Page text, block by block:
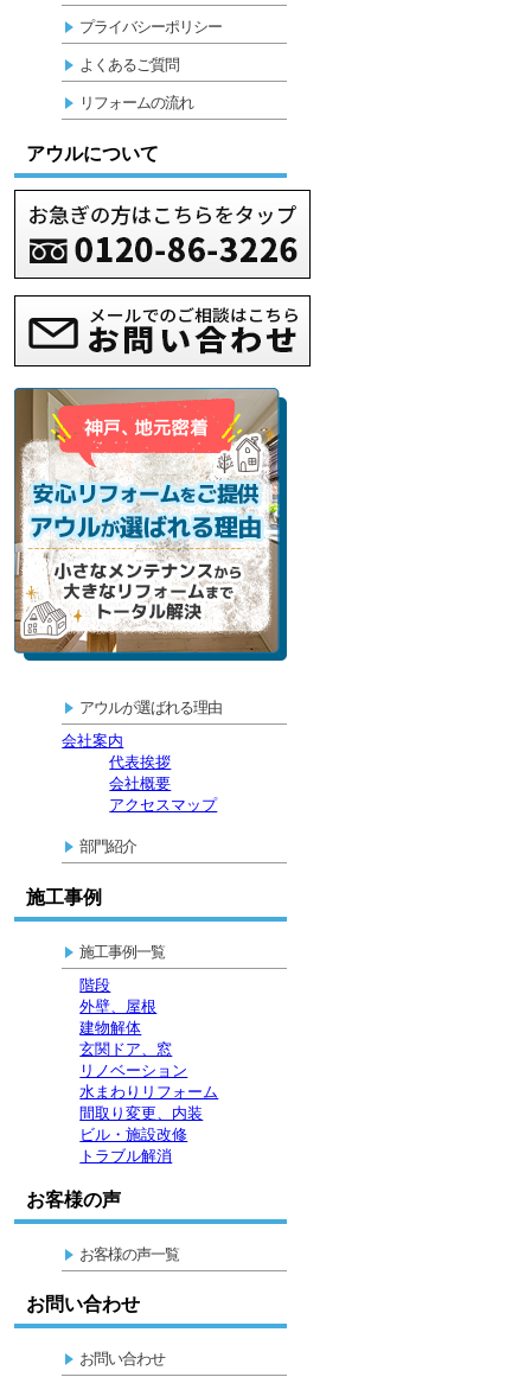
プライバシーポリシー
よくあるご質問
リフォームの流れ
アウルについて
アウルが選ばれる理由
会社案内
代表挨拶
会社概要
アクセスマップ
部門紹介
施工事例
施工事例一覧
階段
外壁、屋根
建物解体
玄関ドア、窓
リノベーション
水まわりリフォーム
間取り変更、内装
ビル・施設改修
トラブル解消
お客様の声
お客様の声一覧
お問い合わせ
お問い合わせ